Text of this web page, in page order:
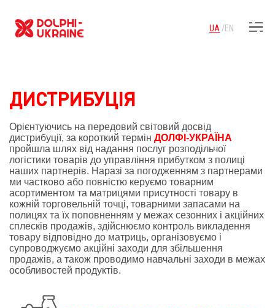
UA EN
ДИСТРИБУЦІЯ
Орієнтуючись на передовий світовий досвід
дистрибуції, за короткий термін ДОЛФІ-УКРАЇНА
пройшла шлях від надання послуг розподільчої
логістики товарів до управління прибутком з полиці
наших партнерів. Наразі за погодженням з партнерами
ми частково або повністю керуємо товарним
асортиментом та матрицями присутності товару в
кожній торговельній точці, товарними запасами на
полицях та їх поповненням у межах сезонних і акційних
сплесків продажів, здійснюємо контроль викладення
товару відповідно до матриць, організовуємо і
супроводжуємо акційні заходи для збільшення
продажів, а також проводимо навчальні заходи в межах
особливостей продуктів.